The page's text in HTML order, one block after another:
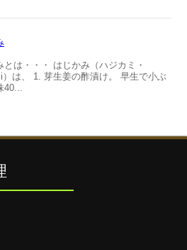
とは・・・ はじかみ（ハジカミ・
）は、 1. 芽生姜の酢漬け。 早生で小ぶ